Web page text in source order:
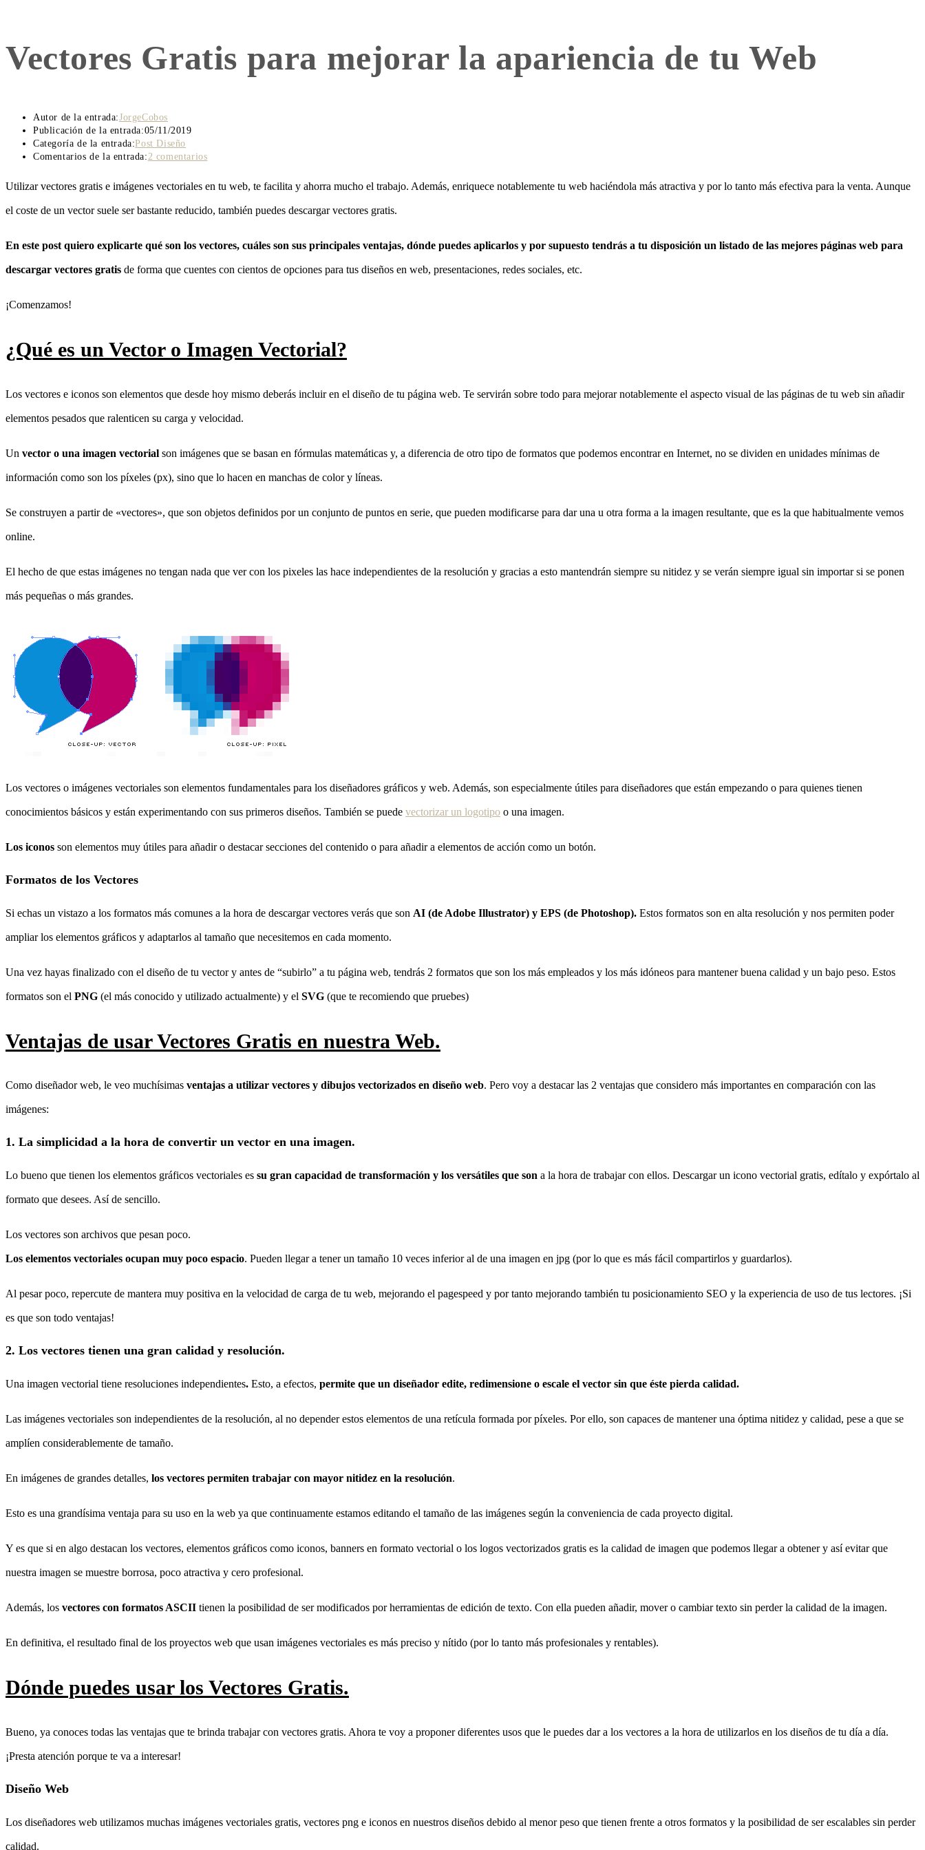
Vectores Gratis para mejorar la apariencia de tu Web
Autor de la entrada:JorgeCobos
Publicación de la entrada:05/11/2019
Categoría de la entrada:Post Diseño
Comentarios de la entrada: 2 comentarios
Utilizar vectores gratis e imágenes vectoriales en tu web, te facilita y ahorra mucho el trabajo. Además, enriquece notablemente tu web haciéndola más atractiva y por lo tanto más efectiva para la venta. Aunque
el coste de un vector suele ser bastante reducido, también puedes descargar vectores gratis.
En este post quiero explicarte qué son los vectores, cuáles son sus principales ventajas, dónde puedes aplicarlos y por supuesto tendrás a tu disposición un listado de las mejores páginas web para
descargar vectores gratis de forma que cuentes con cientos de opciones para tus diseños en web, presentaciones, redes sociales, etc.
¡Comenzamos!
¿Qué es un Vector o Imagen Vectorial?
Los vectores e iconos son elementos que desde hoy mismo deberás incluir en el diseño de tu página web. Te servirán sobre todo para mejorar notablemente el aspecto visual de las páginas de tu web sin añadir
elementos pesados que ralenticen su carga y velocidad.
Un vector o una imagen vectorial son imágenes que se basan en fórmulas matemáticas y, a diferencia de otro tipo de formatos que podemos encontrar en Internet, no se dividen en unidades mínimas de
información como son los píxeles (px), sino que lo hacen en manchas de color y líneas.
Se construyen a partir de «vectores», que son objetos definidos por un conjunto de puntos en serie, que pueden modificarse para dar una u otra forma a la imagen resultante, que es la que habitualmente vemos
online.
El hecho de que estas imágenes no tengan nada que ver con los pixeles las hace independientes de la resolución y gracias a esto mantendrán siempre su nitidez y se verán siempre igual sin importar si se ponen
más pequeñas o más grandes.
Los vectores o imágenes vectoriales son elementos fundamentales para los diseñadores gráficos y web. Además, son especialmente útiles para diseñadores que están empezando o para quienes tienen
conocimientos básicos y están experimentando con sus primeros diseños. También se puede vectorizar un logotipo o una imagen.
Los iconos son elementos muy útiles para añadir o destacar secciones del contenido o para añadir a elementos de acción como un botón.
Formatos de los Vectores
Si echas un vistazo a los formatos más comunes a la hora de descargar vectores verás que son AI (de Adobe Illustrator) y EPS (de Photoshop). Estos formatos son en alta resolución y nos permiten poder
ampliar los elementos gráficos y adaptarlos al tamaño que necesitemos en cada momento.
Una vez hayas finalizado con el diseño de tu vector y antes de “subirlo” a tu página web, tendrás 2 formatos que son los más empleados y los más idóneos para mantener buena calidad y un bajo peso. Estos
formatos son el PNG (el más conocido y utilizado actualmente) y el SVG (que te recomiendo que pruebes)
Ventajas de usar Vectores Gratis en nuestra Web.
Como diseñador web, le veo muchísimas ventajas a utilizar vectores y dibujos vectorizados en diseño web. Pero voy a destacar las 2 ventajas que considero más importantes en comparación con las
imágenes:
1. La simplicidad a la hora de convertir un vector en una imagen.
Lo bueno que tienen los elementos gráficos vectoriales es su gran capacidad de transformación y los versátiles que son a la hora de trabajar con ellos. Descargar un icono vectorial gratis, edítalo y expórtalo al
formato que desees. Así de sencillo.
Los vectores son archivos que pesan poco.
Los elementos vectoriales ocupan muy poco espacio. Pueden llegar a tener un tamaño 10 veces inferior al de una imagen en jpg (por lo que es más fácil compartirlos y guardarlos).
Al pesar poco, repercute de mantera muy positiva en la velocidad de carga de tu web, mejorando el pagespeed y por tanto mejorando también tu posicionamiento SEO y la experiencia de uso de tus lectores. ¡Si
es que son todo ventajas!
2. Los vectores tienen una gran calidad y resolución.
Una imagen vectorial tiene resoluciones independientes. Esto, a efectos, permite que un diseñador edite, redimensione o escale el vector sin que éste pierda calidad.
Las imágenes vectoriales son independientes de la resolución, al no depender estos elementos de una retícula formada por píxeles. Por ello, son capaces de mantener una óptima nitidez y calidad, pese a que se
amplíen considerablemente de tamaño.
En imágenes de grandes detalles, los vectores permiten trabajar con mayor nitidez en la resolución.
Esto es una grandísima ventaja para su uso en la web ya que continuamente estamos editando el tamaño de las imágenes según la conveniencia de cada proyecto digital.
Y es que si en algo destacan los vectores, elementos gráficos como iconos, banners en formato vectorial o los logos vectorizados gratis es la calidad de imagen que podemos llegar a obtener y así evitar que
nuestra imagen se muestre borrosa, poco atractiva y cero profesional.
Además, los vectores con formatos ASCII tienen la posibilidad de ser modificados por herramientas de edición de texto. Con ella pueden añadir, mover o cambiar texto sin perder la calidad de la imagen.
En definitiva, el resultado final de los proyectos web que usan imágenes vectoriales es más preciso y nítido (por lo tanto más profesionales y rentables).
Dónde puedes usar los Vectores Gratis.
Bueno, ya conoces todas las ventajas que te brinda trabajar con vectores gratis. Ahora te voy a proponer diferentes usos que le puedes dar a los vectores a la hora de utilizarlos en los diseños de tu día a día.
¡Presta atención porque te va a interesar!
Diseño Web
Los diseñadores web utilizamos muchas imágenes vectoriales gratis, vectores png e iconos en nuestros diseños debido al menor peso que tienen frente a otros formatos y la posibilidad de ser escalables sin perder
calidad.